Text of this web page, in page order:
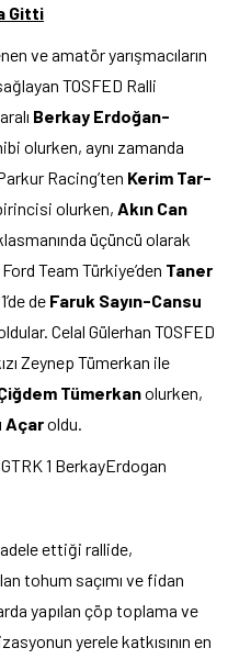
Gitti
ve amatör yarışmacıların
TOSFED Ralli
Berkay Erdoğan-
olurken, aynı zamanda
Racing’ten Kerim Tar-
olurken, Akın Can
üçüncü olarak
Team Türkiye’den Taner
de Faruk Sayın-Cansu
Celal Gülerhan TOSFED
Zeynep Tümerkan ile
Tümerkanolurken,
Açaroldu.
ettiği rallide,
tohum saçımı ve fidan
yapılan çöp toplama ve
yerele katkısının en